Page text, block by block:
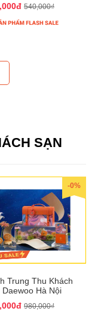
540,000₫
SẠN
-0%
Trung Thu Khách
Daewoo Hà Nội
980,000₫